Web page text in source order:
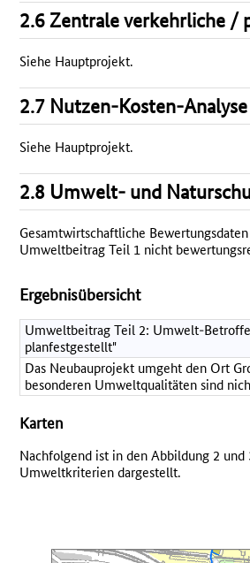
2.6 Zentrale verkehrliche /
Siehe Hauptprojekt.
2.7 Nutzen-Kosten-
Siehe Hauptprojekt.
2.8 Umwelt- und
Gesamtwirtschaftliche
Umweltbeitrag Teil 1 nicht
Ergebnisübersicht
Umweltbeitrag Teil 2: Umwelt-
planfestgestellt"
Das Neubauprojekt umgeht den Ort
besonderen Umweltqualitäten sind
Karten
Nachfolgend ist in den Abbildung 2
Umweltkriterien dargestellt.